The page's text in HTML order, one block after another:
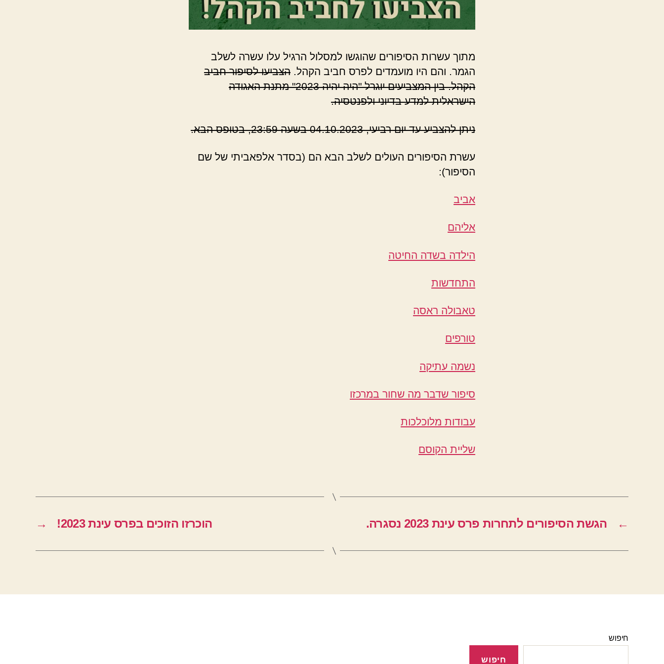
מתוך עשרות הסיפורים שהוגשו למסלול הרגיל עלו עשרה לשלב
הגמר. והם היו מועמדים לפרס חביב הקהל. הצביעו לסיפור חביב
הקהל. בין המצביעים יוגרל "היה יהיה 2023" מתנת האגודה
הישראלית למדע בדיוני ולפנטסיה.
ניתן להצביע עד יום רביעי, 04.10.2023 בשעה 23:59, בטופס הבא.
עשרת הסיפורים העולים לשלב הבא הם (בסדר אלפאביתי של שם
הסיפור):
אביב
אליהם
הילדה בשדה החיטה
התחדשות
טאבולה ראסה
טורפים
נשמה עתיקה
סיפור שדבר מה שחור במרכזו
עבודות מלוכלכות
שליית הקוסם
← הגשת הסיפורים לתחרות פרס עינת 2023 נסגרה. → הוכרזו הזוכים בפרס עינת 2023!
חיפוש
חיפוש